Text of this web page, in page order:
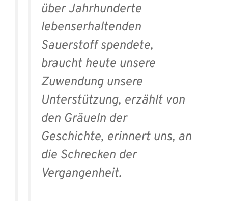
über Jahrhunderte
lebenserhaltenden
Sauerstoff spendete,
braucht heute unsere
Zuwendung unsere
Unterstützung, erzählt von
den Gräueln der
Geschichte, erinnert uns, an
die Schrecken der
Vergangenheit.